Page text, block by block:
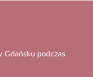
Gdańsku podczas